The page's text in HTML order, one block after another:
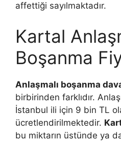
affettiği sayılmaktadır.
Kartal
Boşanma
Anlaşmalı boşanma
birbirinden farklıdır.
İstanbul ili için 9 bin TL
ücretlendirilmektedir.
bu miktarın üstünde ya